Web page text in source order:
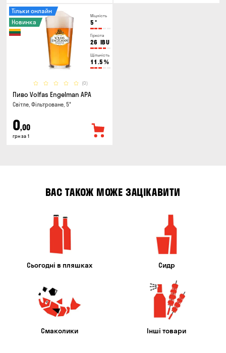
Міцність
5 °
Гіркота
26 IBU
Щільність
11.5 %
(0)
Тільки онлайн
Новинка
Пиво Volfas Engelman APA
Світле, Фільтроване, 5°
0,00
грн за 1
ВАС ТАКОЖ МОЖЕ ЗАЦІКАВИТИ
Сьогодні в пляшках Сидр
Смаколики Інші товари